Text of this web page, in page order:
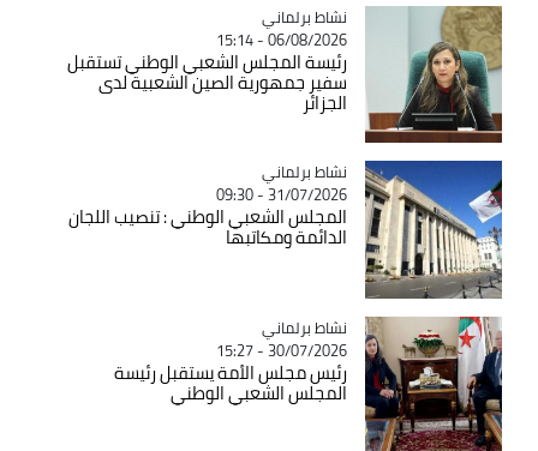
Catégorie
نشاط برلماني
06/08/2026 - 15:14
رئيسة المجلس الشعبي الوطني تستقبل
سفير جمهورية الصين الشعبية لدى
الجزائر
Catégorie
نشاط برلماني
31/07/2026 - 09:30
المجلس الشعبي الوطني : تنصيب اللجان
الدائمة ومكاتبها
Catégorie
نشاط برلماني
30/07/2026 - 15:27
رئيس مجلس الأمة يستقبل رئيسة
المجلس الشعبي الوطني